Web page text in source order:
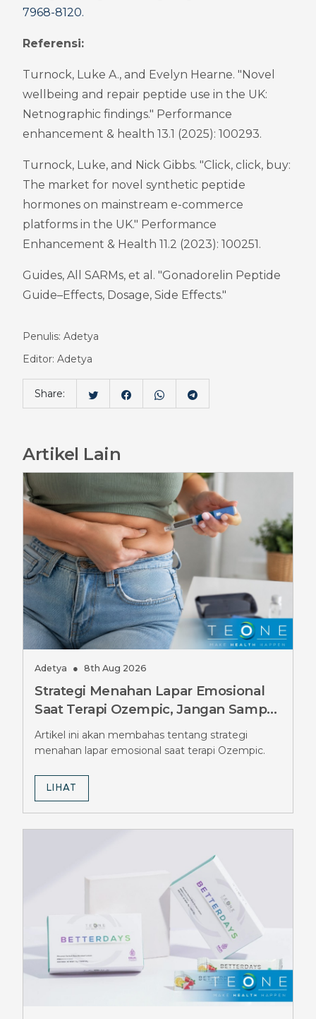
7968-8120.
Referensi:
Turnock, Luke A., and Evelyn Hearne. "Novel
wellbeing and repair peptide use in the UK:
Netnographic findings." Performance
enhancement & health 13.1 (2025): 100293.
Turnock, Luke, and Nick Gibbs. "Click, click, buy:
The market for novel synthetic peptide
hormones on mainstream e-commerce
platforms in the UK." Performance
Enhancement & Health 11.2 (2023): 100251.
Guides, All SARMs, et al. "Gonadorelin Peptide
Guide–Effects, Dosage, Side Effects."
Penulis: Adetya
Editor: Adetya
Share:
Artikel Lain
Adetya ● 8th Aug 2026
Strategi Menahan Lapar Emosional
Saat Terapi Ozempic, Jangan Sampai
Salah
Artikel ini akan membahas tentang strategi
menahan lapar emosional saat terapi Ozempic.
LIHAT